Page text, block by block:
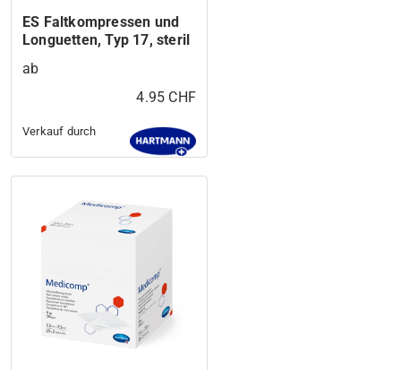
ES Faltkompressen und
Longuetten, Typ 17, steril
ab
4.95 CHF
Verkauf durch